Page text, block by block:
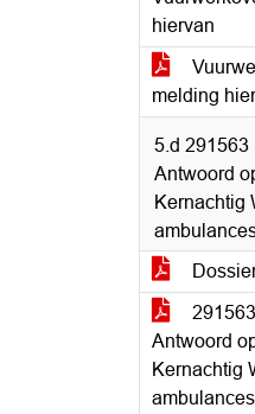
hiervan
melding
5.d 291563
Antwoord
Kernachtig
Antwoord
Kernachtig
ambulances